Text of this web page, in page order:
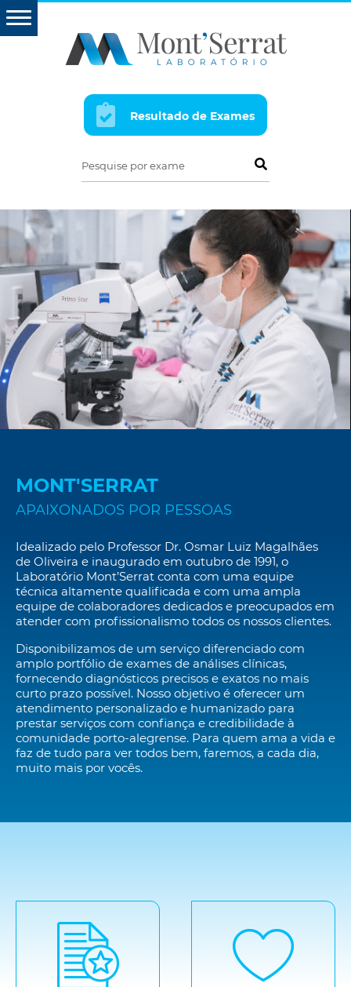
Resultado de Exames
Pesquise por exame
MONT'SERRAT
APAIXONADOS POR PESSOAS
Idealizado pelo Professor Dr. Osmar Luiz Magalhães
de Oliveira e inaugurado em outubro de 1991, o
Laboratório Mont’Serrat conta com uma equipe
técnica altamente qualificada e com uma ampla
equipe de colaboradores dedicados e preocupados em
atender com profissionalismo todos os nossos clientes.
Disponibilizamos de um serviço diferenciado com
amplo portfólio de exames de análises clínicas,
fornecendo diagnósticos precisos e exatos no mais
curto prazo possível. Nosso objetivo é oferecer um
atendimento personalizado e humanizado para
prestar serviços com confiança e credibilidade à
comunidade porto-alegrense. Para quem ama a vida e
faz de tudo para ver todos bem, faremos, a cada dia,
muito mais por vocês.